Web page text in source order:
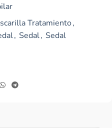
Tratamiento,
, Sedal, Sedal